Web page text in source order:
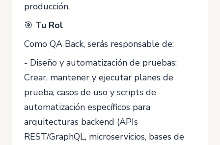
producción.
🎯 Tu Rol
Como QA Back, serás responsable de:
- Diseño y automatización de pruebas:
Crear, mantener y ejecutar planes de
prueba, casos de uso y scripts de
automatización específicos para
arquitecturas backend (APIs
REST/GraphQL, microservicios, bases de